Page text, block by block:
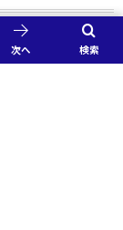
検索
次へ